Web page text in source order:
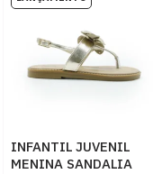
INFANTIL JUVENIL
MENINA SANDALIA